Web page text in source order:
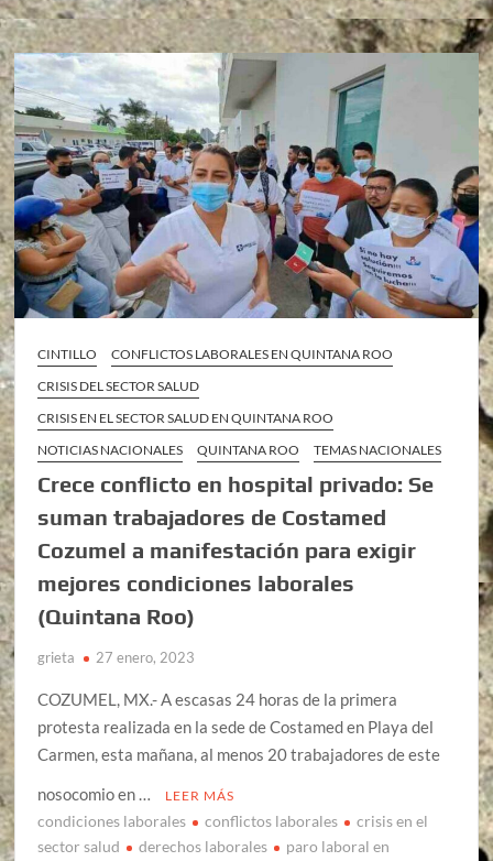
CINTILLO
CONFLICTOS LABORALES EN QUINTANA ROO
CRISIS DEL SECTOR SALUD
CRISIS EN EL SECTOR SALUD EN QUINTANA ROO
NOTICIAS NACIONALES
QUINTANA ROO TEMAS NACIONALES
Crece conflicto en hospital privado: Se
suman trabajadores de Costamed
Cozumel a manifestación para exigir
mejores condiciones laborales
(Quintana Roo)
grieta 27 enero, 2023
COZUMEL, MX.- A escasas 24 horas de la primera
protesta realizada en la sede de Costamed en Playa del
Carmen, esta mañana, al menos 20 trabajadores de este
nosocomio en …
LEER MÁS
condiciones laborales conflictos laborales
crisis en el
sector salud
derechos laborales
paro laboral en